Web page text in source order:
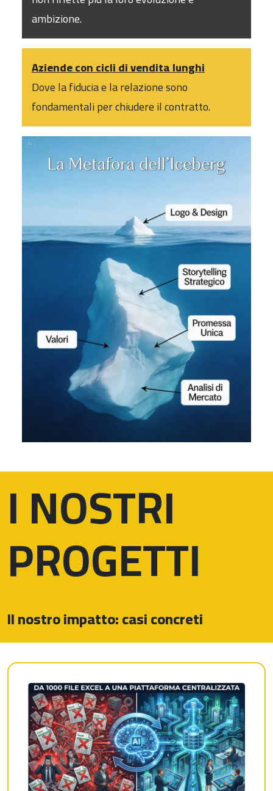
ambizione.
Aziende con cicli di vendita lunghi
Dove la fiducia e la relazione sono
fondamentali per chiudere il contratto.
I NOSTRI
PROGETTI
Il nostro impatto: casi concreti